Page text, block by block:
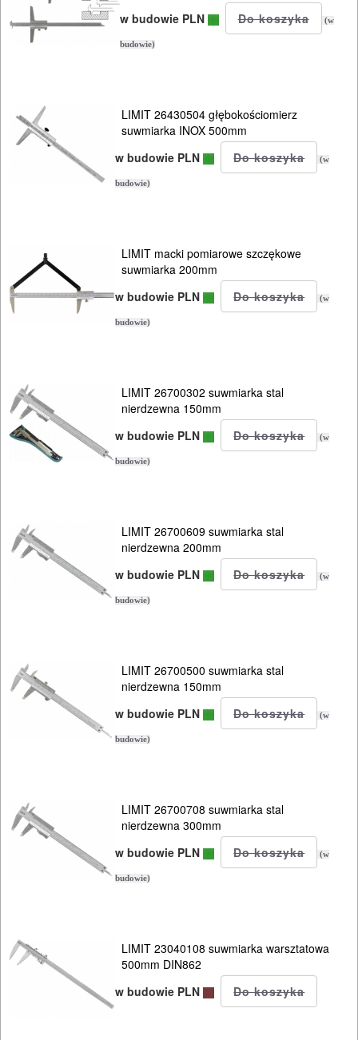
ELEKTRONARZĘDZIA
SIECIOWE
ELEKTRONARZĘDZIA
I
AKCESORIA
I
TRANSPORTOWANIE
w budowie PLN
(w
budowie)
LIMIT 26430504 głębokościomierz
suwmiarka INOX 500mm
w budowie PLN
(w
budowie)
LIMIT macki pomiarowe szczękowe
suwmiarka 200mm
w budowie PLN
(w
budowie)
LIMIT 26700302 suwmiarka stal
nierdzewna 150mm
w budowie PLN
(w
budowie)
LIMIT 26700609 suwmiarka stal
nierdzewna 200mm
w budowie PLN
(w
budowie)
LIMIT 26700500 suwmiarka stal
nierdzewna 150mm
w budowie PLN
(w
budowie)
LIMIT 26700708 suwmiarka stal
nierdzewna 300mm
w budowie PLN
(w
budowie)
LIMIT 23040108 suwmiarka warsztatowa
500mm DIN862
w budowie PLN